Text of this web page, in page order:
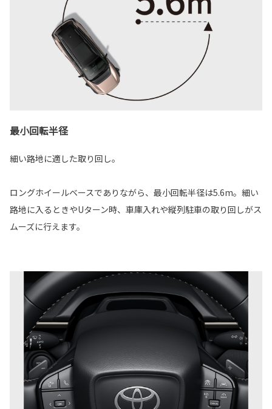
最小回転半径
細い路地に適した取り回し。
ロングホイールベースでありながら、最小回転半径は5.6m。細い
路地に入るときやUターン時、車庫入れや縦列駐車の取り回しがス
ムーズに行えます。